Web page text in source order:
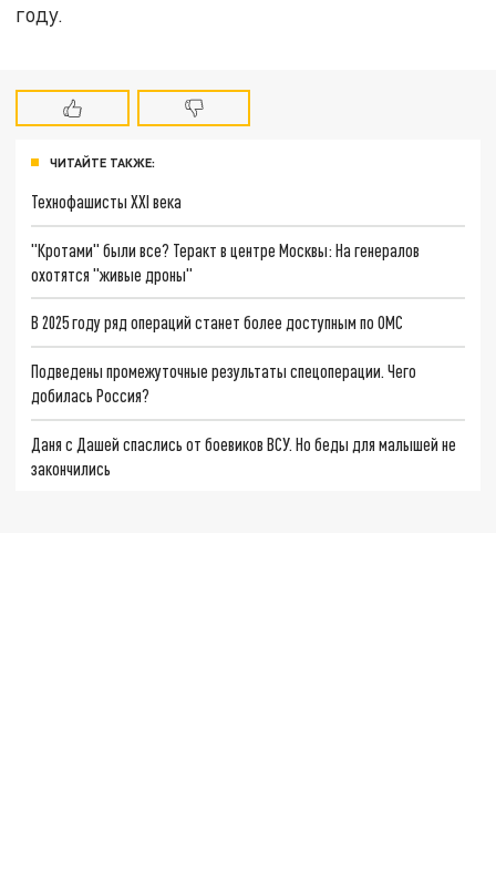
году.
ЧИТАЙТЕ ТАКЖЕ:
Технофашисты XXI века
"Кротами" были все? Теракт в центре Москвы: На генералов
охотятся "живые дроны"
В 2025 году ряд операций станет более доступным по ОМС
Подведены промежуточные результаты спецоперации. Чего
добилась Россия?
Даня с Дашей спаслись от боевиков ВСУ. Но беды для малышей не
закончились